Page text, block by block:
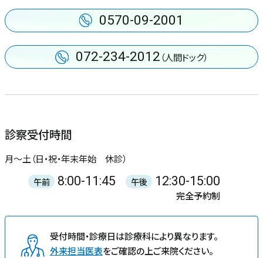
診察受付時間
月〜土（日・祝・年末年始 休診）
午前 8:00-11:45 午後 12:30-15:00
完全予約制
受付時間・診療日は診療科により異なります。
外来担当医表をご確認の上ご来院ください。
0570-09-2001
072-234-2012 （人間ドック）